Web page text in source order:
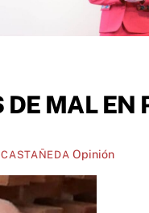
MAL EN
Opinión